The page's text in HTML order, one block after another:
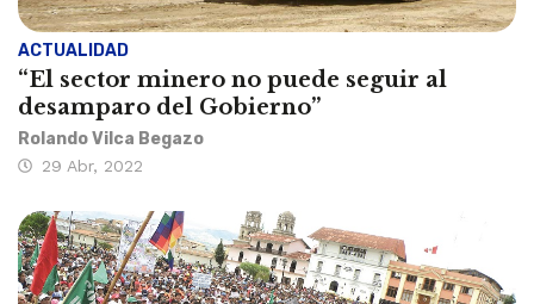
ACTUALIDAD
“El sector minero no puede seguir al
desamparo del Gobierno”
Rolando Vilca Begazo
29 Abr, 2022